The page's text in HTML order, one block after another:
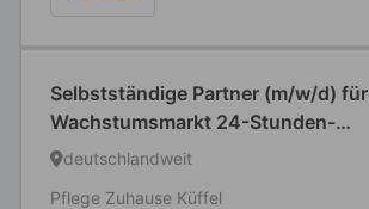
Selbstständige Partner (m/w/d) für
Wachstumsmarkt 24-Stunden-
Seniorenbetreuung
deutschlandweit
Pflege Zuhause Küffel